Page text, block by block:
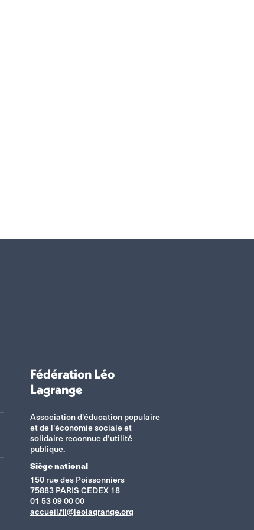
Fédération Léo
Lagrange
Association d'éducation populaire
et de l'économie sociale et
solidaire reconnue d’utilité
publique.
Siège national
150 rue des Poissonniers
75883 PARIS CEDEX 18
01 53 09 00 00
accueil.fll@leolagrange.org